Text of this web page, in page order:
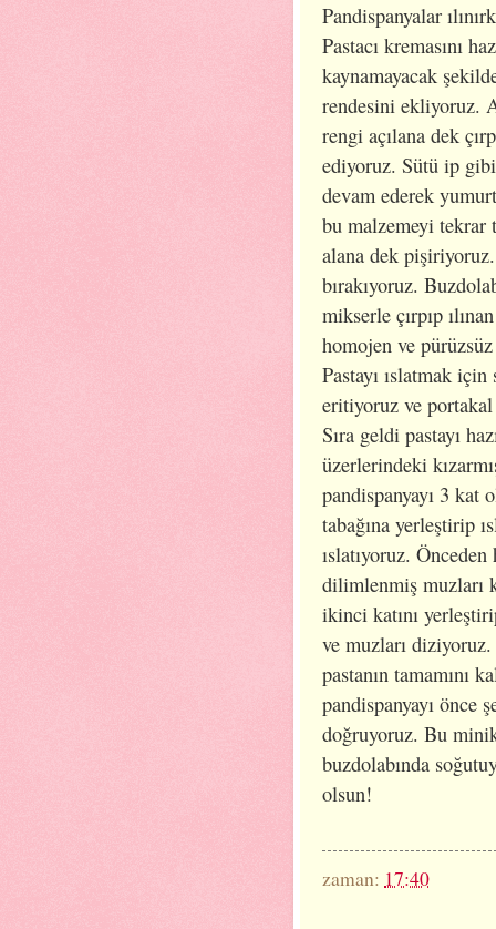
Pandispanyalar
Pastacı kremasını
kaynamayacak
rendesini ekliyoruz.
rengi açılana dek
ediyoruz. Sütü ip gibi
devam ederek
bu malzemeyi tekrar
alana dek
bırakıyoruz.
mikserle çırpıp
homojen ve
Pastayı ıslatmak
eritiyoruz ve portakal
Sıra geldi pastayı
üzerlerindeki
pandispanyayı 3 kat
tabağına yerleştirip
ıslatıyoruz. Önceden
dilimlenmiş muzları
ikinci katını
ve muzları diziyoruz.
pastanın tamamını
pandispanyayı önce
doğruyoruz. Bu minik
buzdolabında
olsun!
zaman: 17:40